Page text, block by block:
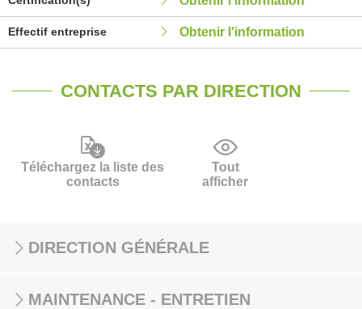
Effectif entreprise Obtenir l'information
CONTACTS PAR DIRECTION
Téléchargez la liste des
contacts
Tout
afficher
DIRECTION GÉNÉRALE
MAINTENANCE - ENTRETIEN